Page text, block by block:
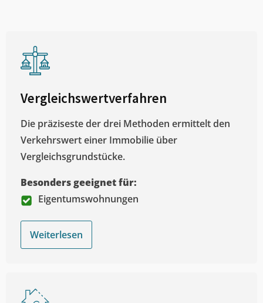
Vergleichswertverfahren
Die präziseste der drei Methoden ermittelt den
Verkehrswert einer Immobilie über
Vergleichsgrundstücke.
Besonders geeignet für:
Eigentumswohnungen
Weiterlesen